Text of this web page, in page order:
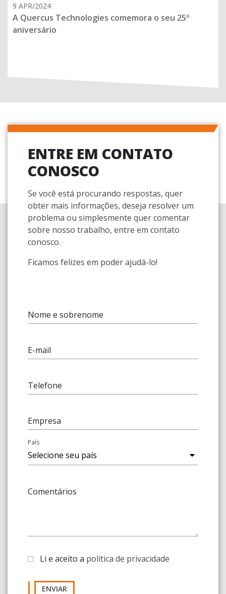
9 APR/2024
A Quercus Technologies comemora o seu 25º
aniversário
ENTRE EM CONTATO
CONOSCO
Se você está procurando respostas, quer
obter mais informações, deseja resolver um
problema ou simplesmente quer comentar
sobre nosso trabalho, entre em contato
conosco.
Ficamos felizes em poder ajudá-lo!
Nome e sobrenome
E-mail
Telefone
Empresa
País
Comentários
Li e aceito a política de privacidade
ENVIAR